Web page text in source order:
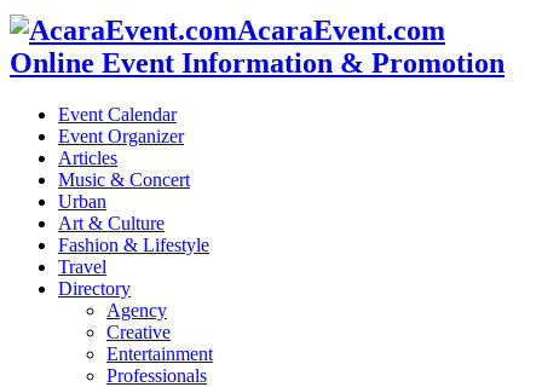
AcaraEvent.com
Online Event Information & Promotion
Event Calendar
Event Organizer
Articles
Music & Concert
Urban
Art & Culture
Fashion & Lifestyle
Travel
Directory
Agency
Creative
Entertainment
Professionals